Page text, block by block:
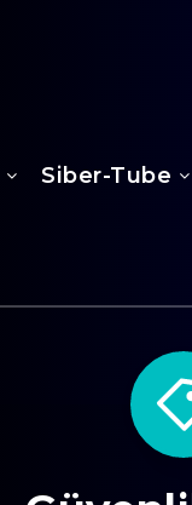
Siber-Tube